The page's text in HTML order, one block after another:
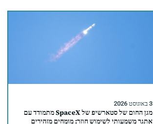
3 באוגוסט 2026
מגן החום של סטארשיפ של SpaceX מתמודד עם
אתגר משמעותי לשימוש חוזר: מומחים מזהירים